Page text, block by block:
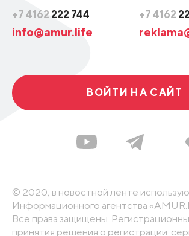
+7 4162 222 744
info@amur.life
+7 4162
ВОЙТИ НА САЙТ
© 2020, в новостной ленте
Информационного агентства
Все права защищены.
принятия решения о регистрации: